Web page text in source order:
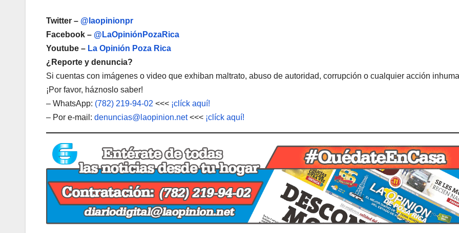
Twitter – @laopinionpr
Facebook – @LaOpiniónPozaRica
Youtube – La Opinión Poza Rica
¿Reporte y denuncia?
Si cuentas con imágenes o video que exhiban maltrato, abuso de autoridad, corrupción o cualquier acción
¡Por favor, háznoslo saber!
– WhatsApp: (782) 219-94-02 <<< ¡clíck aquí!
– Por e-mail: denuncias@laopinion.net<<< ¡clíck aquí!